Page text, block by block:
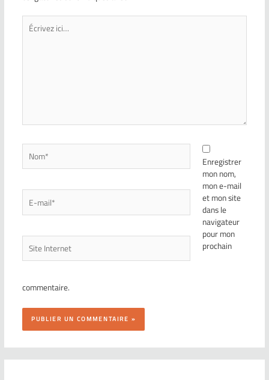
Enregistrer
mon nom,
mon e-mail
et mon site
dans le
navigateur
pour mon
prochain
commentaire.